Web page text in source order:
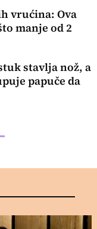
vrućina: Ova
manje od 2
stavlja nož, a
papuče da